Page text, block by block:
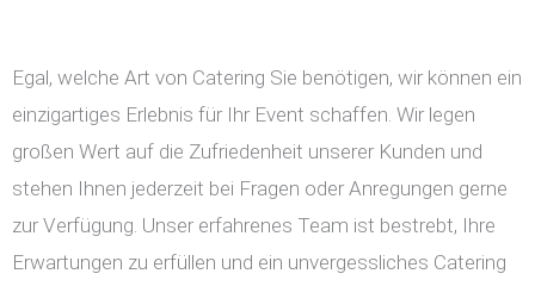
Egal, welche Art von Catering Sie benötigen, wir können ein
einzigartiges Erlebnis für Ihr Event schaffen. Wir legen
großen Wert auf die Zufriedenheit unserer Kunden und
stehen Ihnen jederzeit bei Fragen oder Anregungen gerne
zur Verfügung. Unser erfahrenes Team ist bestrebt, Ihre
Erwartungen zu erfüllen und ein unvergessliches Catering